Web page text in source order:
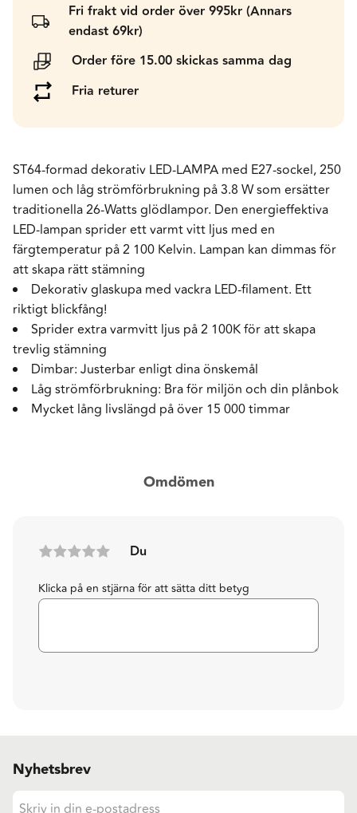
Fri frakt vid order över 995kr (Annars
endast 69kr)
Order före 15.00 skickas samma dag
Fria returer
ST64-formad dekorativ LED-LAMPA med E27-sockel, 250
lumen och låg strömförbrukning på 3.8 W som ersätter
traditionella 26-Watts glödlampor. Den energieffektiva
LED-lampan sprider ett varmt vitt ljus med en
färgtemperatur på 2 100 Kelvin. Lampan kan dimmas för
att skapa rätt stämning
Dekorativ glaskupa med vackra LED-filament. Ett
riktigt blickfång!
Sprider extra varmvitt ljus på 2 100K för att skapa
trevlig stämning
Dimbar: Justerbar enligt dina önskemål
Låg strömförbrukning: Bra för miljön och din plånbok
Mycket lång livslängd på över 15 000 timmar
Omdömen
Du
Klicka på en stjärna för att sätta ditt betyg
Nyhetsbrev